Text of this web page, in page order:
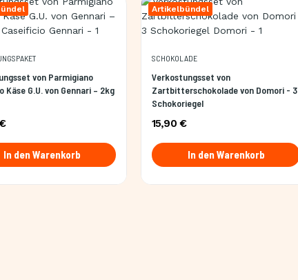
von Parmigiano
Käse G.U. von Gennari – 2kg
In den Warenkorb
Artikelbündel
SCHOKOLADE
Verkostungsset von
Zartbitterschokolade von Domori - 3
Schokoriegel
15,90 €
In den Warenkorb